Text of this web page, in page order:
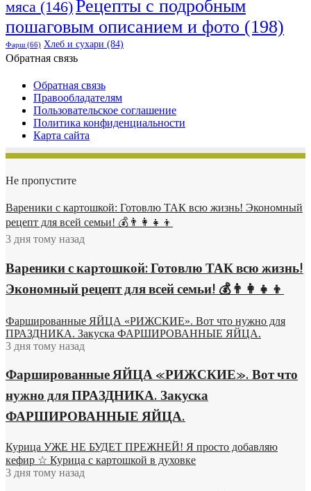
мяса (146)Рецепты с подробным
пошаговым описанием и фото (198)
Фарш(66) Хлеб и сухари (84)
Обратная связь
Обратная связь
Правообладателям
Пользовательское соглашение
Политика конфиденциальности
Карта сайта
Не пропустите
Вареники с картошкой: Готовлю ТАК всю жизнь! Экономный
рецепт для всей семьи! 💰👨👩👧👦
3 дня тому назад
Вареники с картошкой: Готовлю ТАК всю жизнь!
Экономный рецепт для всей семьи! 💰👨👩👧👦
Фаршированные ЯЙЦА «РИЖСКИЕ». Вот что нужно для
ПРАЗДНИКА. Закуска ФАРШИРОВАННЫЕ ЯЙЦА.
3 дня тому назад
Фаршированные ЯЙЦА «РИЖСКИЕ». Вот что
нужно для ПРАЗДНИКА. Закуска
ФАРШИРОВАННЫЕ ЯЙЦА.
Курица УЖЕ НЕ БУДЕТ ПРЕЖНЕЙ! Я просто добавляю
кефир ☆ Курица с картошкой в духовке
3 дня тому назад